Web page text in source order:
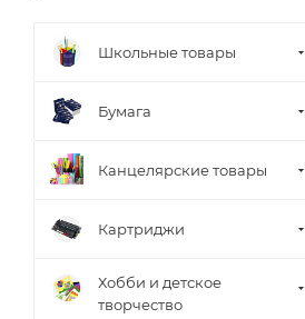
Школьные товары
Бумага
Канцелярские товары
Картриджи
Хобби и детское
творчество